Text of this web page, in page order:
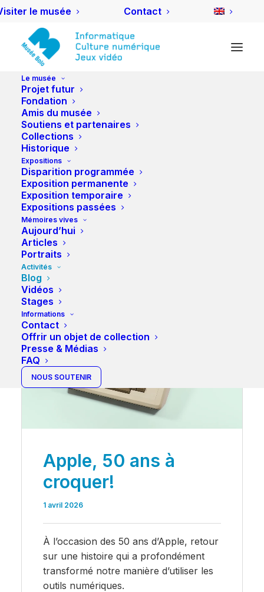
le musée Contact
Le musée
Projet futur
Fondation
Amis du musée
Soutiens et partenaires
Collections
Historique
Expositions
Disparition programmée
Exposition permanente
Exposition temporaire
Expositions passées
Mémoires vives
Aujourd’hui
Articles
Portraits
Activités
Blog
Vidéos
Stages
Informations
Contact
Offrir un objet de collection
Presse & Médias
FAQ
NOUS SOUTENIR
Blog
TOUS
EVÉNEMENTS
NUIT DES MUSÉES
PROJETS
Apple, 50 ans à
croquer!
1 avril 2026
À l’occasion des 50 ans d’Apple, retour
sur une histoire qui a profondément
transformé notre manière d’utiliser les
outils numériques.